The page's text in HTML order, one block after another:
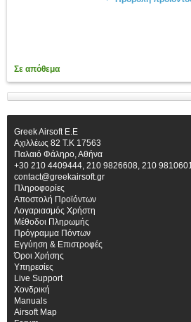
Σε απόθεμα
Greek Airsoft E.E
Αχιλλέως 82 Τ.Κ 17563
Παλαιό Φάληρο, Αθήνα
+30 210 4409444, 210 9826608, 210
contact@greekairsoft.gr
Πληροφορίες
Αποστολή Προϊόντων
Λογαριασμός Χρήστη
Μέθοδοι Πληρωμής
Πρόγραμμα Πόντων
Εγγύηση & Επιστροφές
Όροι Χρήσης
Υπηρεσίες
Live Support
Χονδρική
Manuals
Airsoft Map